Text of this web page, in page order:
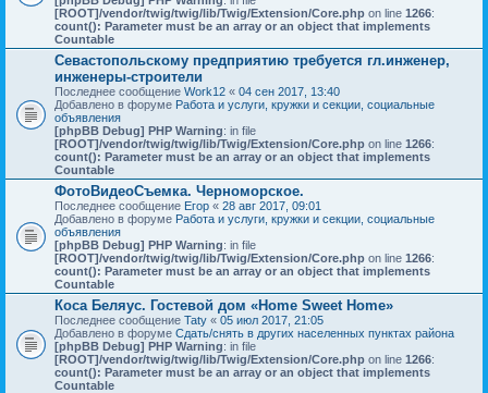
[ROOT]/vendor/twig/twig/lib/Twig/Extension/Core.php on line 1266:
count(): Parameter must be an array or an object that implements
Countable
Севастопольскому предприятию требуется гл.инженер,
инженеры-строители
Последнее сообщение Work12 « 04 сен 2017, 13:40
Добавлено в форуме Работа и услуги, кружки и секции, социальные
объявления
[phpBB Debug] PHP Warning: in file
[ROOT]/vendor/twig/twig/lib/Twig/Extension/Core.php on line 1266:
count(): Parameter must be an array or an object that implements
Countable
ФотоВидеоСъемка. Черноморское.
Последнее сообщение Егор « 28 авг 2017, 09:01
Добавлено в форуме Работа и услуги, кружки и секции, социальные
объявления
[phpBB Debug] PHP Warning: in file
[ROOT]/vendor/twig/twig/lib/Twig/Extension/Core.php on line 1266:
count(): Parameter must be an array or an object that implements
Countable
Коса Беляус. Гостевой дом «Home Sweet Home»
Последнее сообщение Taty « 05 июл 2017, 21:05
Добавлено в форуме Сдать/снять в других населенных пунктах района
[phpBB Debug] PHP Warning: in file
[ROOT]/vendor/twig/twig/lib/Twig/Extension/Core.php on line 1266:
count(): Parameter must be an array or an object that implements
Countable